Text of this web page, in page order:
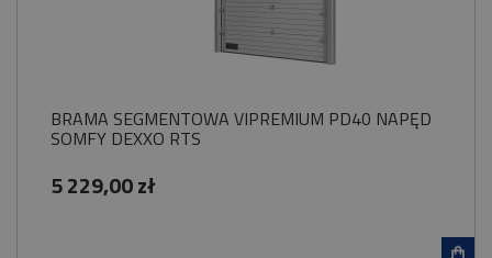
BRAMA SEGMENTOWA VIPREMIUM PD40 NAPĘD
SOMFY DEXXO RTS
5 229,00 zł